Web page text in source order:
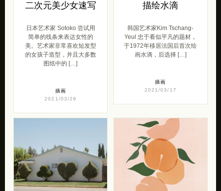
二次元美少女速写
日本艺术家 Sotoko 尝试用
简单的线条来表达女性的
美。艺术家非常喜欢短发型
的女孩子造型，并且大多数
图纸中的 […]
插画
2021/03/29
描绘水滴
韩国艺术​​家Kim Tschang-
Yeul 忠于看似平凡的题材，
于1972年移居法国后首次绘
画水滴，后选择 […]
插画
2021/03/17